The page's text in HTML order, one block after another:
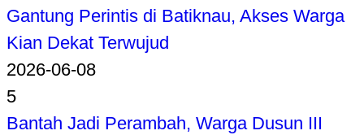
Gantung Perintis di Batiknau, Akses Warga
Kian Dekat Terwujud
2026-06-08
5
Bantah Jadi Perambah, Warga Dusun III